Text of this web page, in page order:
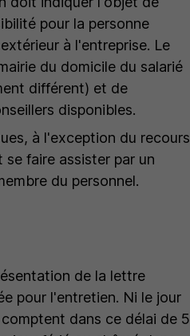
pour la personne
à l'entreprise. Le
du domicile du salarié
différent) et de
disponibles.
à l'exception du recours
faire assister par un
du personnel.
de la lettre
pour l'entretien. Ni le jour
dans ce délai de 5